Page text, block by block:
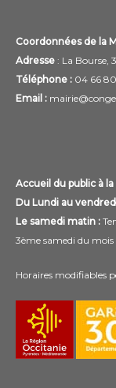
Coordonnées de la
Adresse : La Bourse,
Téléphone : 04 66
Email :
Accueil du public à
Du Lundi au
Le samedi matin :
3ème samedi du
Horaires modifiables